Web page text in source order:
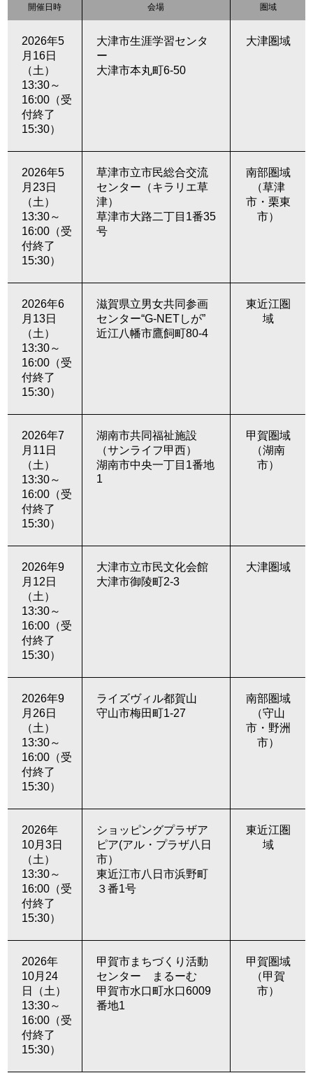
開催日時 会場 圏域
2026年5
月16日
（土）
13:30～
16:00（受
付終了
15:30）
大津市生涯学習センタ
ー
大津市本丸町6-50
大津圏域
2026年5
月23日
（土）
13:30～
16:00（受
付終了
15:30）
草津市立市民総合交流
センター（キラリエ草
津）
草津市大路二丁目1番35
号
南部圏域
（草津
市・栗東
市）
2026年6
月13日
（土）
13:30～
16:00（受
付終了
15:30）
滋賀県立男女共同参画
センター“G-NETしが”
近江八幡市鷹飼町80-4
東近江圏
域
2026年7
月11日
（土）
13:30～
16:00（受
付終了
15:30）
湖南市共同福祉施設
（サンライフ甲西）
湖南市中央一丁目1番地
1
甲賀圏域
（湖南
市）
2026年9
月12日
（土）
13:30～
16:00（受
付終了
15:30）
大津市立市民文化会館
大津市御陵町2-3
大津圏域
2026年9
月26日
（土）
13:30～
16:00（受
付終了
15:30）
ライズヴィル都賀山
守山市梅田町1-27
南部圏域
（守山
市・野洲
市）
2026年
10月3日
（土）
13:30～
16:00（受
付終了
15:30）
ショッピングプラザア
ピア(アル・プラザ八日
市）
東近江市八日市浜野町
３番1号
東近江圏
域
2026年
10月24
日（土）
13:30～
16:00（受
付終了
15:30）
甲賀市まちづくり活動
センター まるーむ
甲賀市水口町水口6009
番地1
甲賀圏域
（甲賀
市）